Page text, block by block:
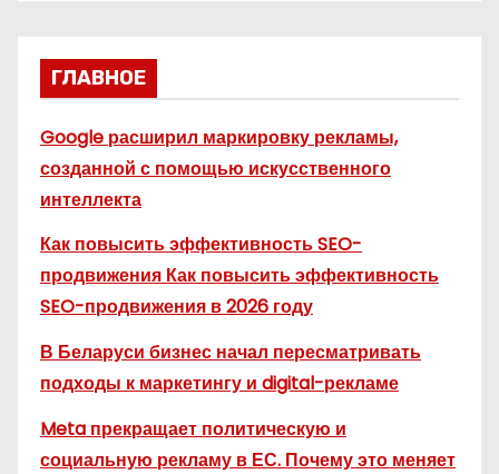
ГЛАВНОЕ
Google расширил маркировку рекламы,
созданной с помощью искусственного
интеллекта
Как повысить эффективность SEO-
продвижения Как повысить эффективность
SEO-продвижения в 2026 году
В Беларуси бизнес начал пересматривать
подходы к маркетингу и digital-рекламе
Meta прекращает политическую и
социальную рекламу в ЕС. Почему это меняет